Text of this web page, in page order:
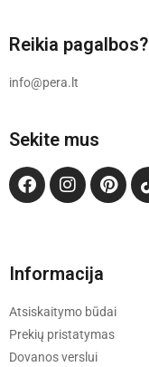
Reikia pagalbos?
info@pera.lt
Sekite mus
Informacija
Atsiskaitymo būdai
Prekių pristatymas
Dovanos verslui